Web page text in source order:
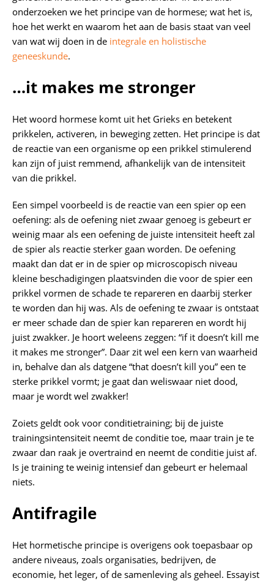
onderzoeken we het principe van de hormese; wat het is,
hoe het werkt en waarom het aan de basis staat van veel
van wat wij doen in de integrale en holistische
geneeskunde.
…it makes me stronger
Het woord hormese komt uit het Grieks en betekent
prikkelen, activeren, in beweging zetten. Het principe is dat
de reactie van een organisme op een prikkel stimulerend
kan zijn of juist remmend, afhankelijk van de intensiteit
van die prikkel.
Een simpel voorbeeld is de reactie van een spier op een
oefening: als de oefening niet zwaar genoeg is gebeurt er
weinig maar als een oefening de juiste intensiteit heeft zal
de spier als reactie sterker gaan worden. De oefening
maakt dan dat er in de spier op microscopisch niveau
kleine beschadigingen plaatsvinden die voor de spier een
prikkel vormen de schade te repareren en daarbij sterker
te worden dan hij was. Als de oefening te zwaar is ontstaat
er meer schade dan de spier kan repareren en wordt hij
juist zwakker. Je hoort weleens zeggen: “if it doesn’t kill me
it makes me stronger”. Daar zit wel een kern van waarheid
in, behalve dan als datgene “that doesn’t kill you” een te
sterke prikkel vormt; je gaat dan weliswaar niet dood,
maar je wordt wel zwakker!
Zoiets geldt ook voor conditietraining; bij de juiste
trainingsintensiteit neemt de conditie toe, maar train je te
zwaar dan raak je overtraind en neemt de conditie juist af.
Is je training te weinig intensief dan gebeurt er helemaal
niets.
Antifragile
Het hormetische principe is overigens ook toepasbaar op
andere niveaus, zoals organisaties, bedrijven, de
economie, het leger, of de samenleving als geheel. Essayist